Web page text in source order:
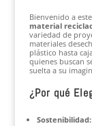
Bienvenido a
material
variedad de
materiales
plástico hasta
quienes buscan
suelta a su
¿Por qué
Sostenibilidad: